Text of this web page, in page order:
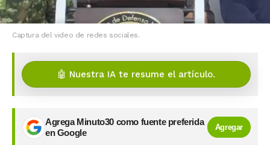
Captura del video de redes sociales.
🤖 Nuestra IA te resume el artículo.
Agrega Minuto30 como fuente preferida
en Google
Agregar